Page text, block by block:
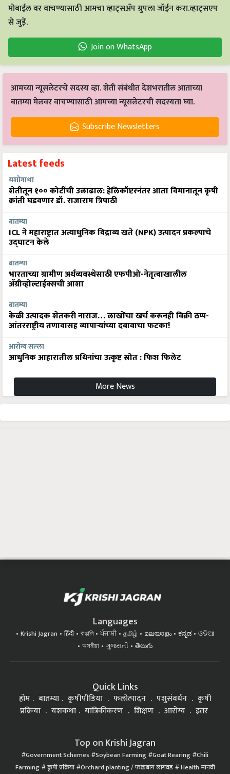
मोबाईल वर वाचण्यासाठी आमचा व्हाट्सअँप ग्रुपला जॉईन करा.व्हाट्सएप
से जुड़ें.
Join on WhatsApp
आमच्या न्यूसलेटरचे सदस्य व्हा. शेती संबंधीत देशभरातील आताच्या
बातम्या मेलवर वाचण्यासाठी आमच्या न्यूसलेटरची सदस्यता घ्या.
Subscribe Newsletters
Latest feeds
यशोगाथा
शेतीतून १०० कोटींची उलाढाल: हेलिकॉप्टरनंतर आता विमानातून कृषी
क्रांती घडवणार डॉ. राजाराम त्रिपाठी
बातम्या
ICL ने महाराष्ट्रात अत्याधुनिक विद्राव्य खते (NPK) उत्पादन प्रकल्पाचे
उद्घाटन केले
बातम्या
भारताच्या ग्रामीण अर्थव्यवस्थेसाठी एफपीओ-नेतृत्वाखालील
अ‍ॅग्रीव्होल्टाईक्सची आशा
बातम्या
केळी उत्पादक शेतकरी नाराज… लाखोंचा खर्च करूनही विक्री ठप्प-
आंतरराष्ट्रीय तणावासह व्यापाऱ्यांच्या दबावाचा फटका!
आरोग्य सल्ला
आधुनिक आहारातील प्रथिनांचा उत्कृष्ट स्रोत : फिश फिलेट
More News
Languages
Krishi Jagran हिंदी বাঙালি ਪੰਜਾਬੀ தமிழ் മലയാളം ಕನ್ನಡ
ଓଡିଆ
অসমীয়া
ગુજરાતી తెలుగు
Quick Links
होम बातम्या कृषीपीडिया फलोत्पादन पशुसंवर्धन
कृषी
प्रक्रिया
यशकथा यांत्रिकीकरण शिक्षण आरोग्य इतर
Top on Krishi Jagran
Government Schemes Soybean Farming Goat Rearing Chili
Farming कृषी प्रक्रिया Orchard planting / फळबाग लागवड Health मानवी